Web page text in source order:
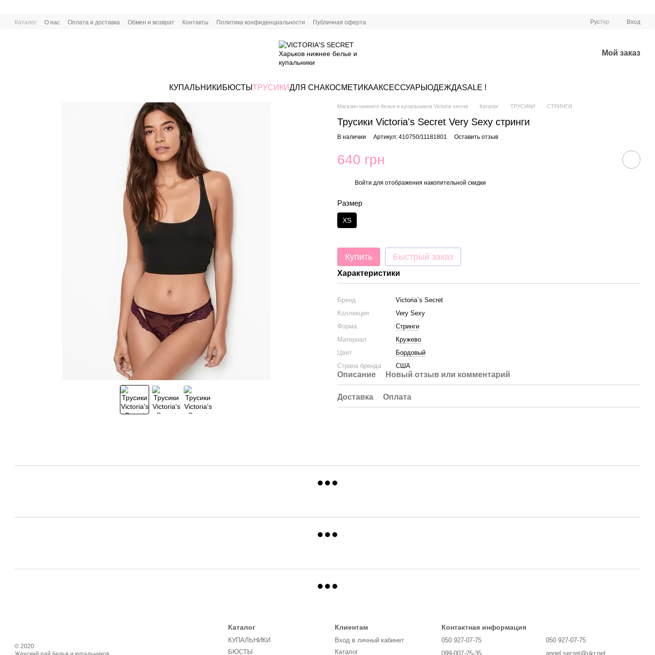
Каталог О нас Оплата и доставка Обмен и возврат Контакты Политика конфиденциальности Публичная оферта РусУкр Вход
Мой заказ
КУПАЛЬНИКИ БЮСТЫ ТРУСИКИДЛЯ СНАКОСМЕТИКААКСЕССУАРЫ ОДЕЖДАSALE !
Магазин нижнего белья и купальников Victoria secret Каталог ТРУСИКИ СТРИНГИ
Трусики Victoria's Secret Very Sexy стринги
В наличии Артикул: 410750/11181801 Оставить отзыв
640 грн
Войти для отображения накопительной скидки
Размер
XS
Купить Быстрый заказ
Характеристики
Бренд
Victoria`s Secret
Коллекция
Very Sexy
Форма
Стринги
Материал
Кружево
Цвет
Бордовый
Страна бренда
США
Описание Новый отзыв или комментарий
Доставка Оплата
© 2020
Каталог
КУПАЛЬНИКИ
БЮСТЫ
Клиентам
Вход в личный кабинет
Каталог
Контактная информация
050 927-07-75
099-007-25-35
050 927-07-75
angel.secret@ukr.net